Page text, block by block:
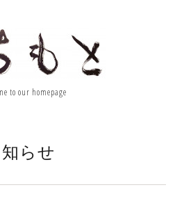
to our homepage
らせ